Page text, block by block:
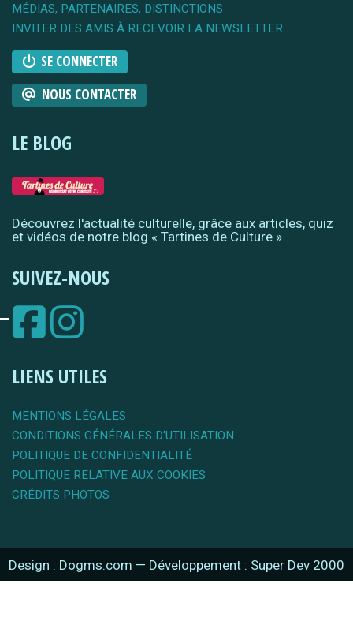
MÉDIAS, PARTENAIRES, DISTINCTIONS
INVITER DES AMIS À RECEVOIR LA NEWSLETTER
SE CONNECTER
NOUS CONTACTER
LE BLOG
Découvrez l'actualité culturelle, grâce aux articles, quiz
et vidéos de notre blog « Tartines de Culture »
SUIVEZ-NOUS
LIENS UTILES
MENTIONS LÉGALES
CONDITIONS GÉNÉRALES D'UTILISATION
POLITIQUE DE CONFIDENTIALITÉ
POLITIQUE RELATIVE AUX COOKIES
CRÉDITS PHOTOS
Design : Dogms.com — Développement : Super Dev 2000